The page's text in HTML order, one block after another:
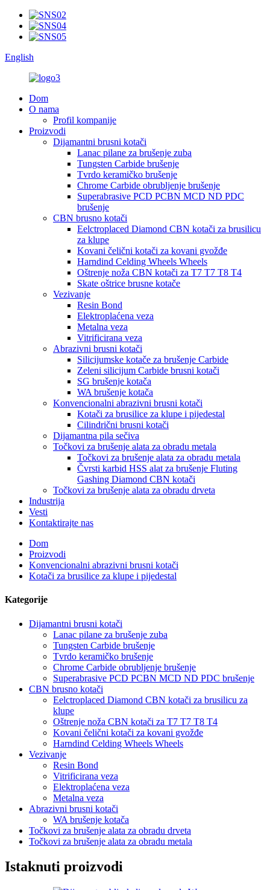
English
Dom
O nama
Profil kompanije
Proizvodi
Dijamantni brusni kotači
Lanac pilane za brušenje zuba
Tungsten Carbide brušenje
Tvrdo keramičko brušenje
Chrome Carbide obrubljenje brušenje
Superabrasive PCD PCBN MCD ND PDC
brušenje
CBN brusno kotači
Eelctroplaced Diamond CBN kotači za brusilicu
za klupe
Kovani čelični kotači za kovani gvožđe
Harndind Celding Wheels Wheels
Oštrenje noža CBN kotači za T7 T7 T8 T4
Skate oštrice brusne kotače
Vezivanje
Resin Bond
Elektroplaćena veza
Metalna veza
Vitrificirana veza
Abrazivni brusni kotači
Silicijumske kotače za brušenje Carbide
Zeleni silicijum Carbide brusni kotači
SG brušenje kotača
WA brušenje kotača
Konvencionalni abrazivni brusni kotači
Kotači za brusilice za klupe i pijedestal
Cilindrični brusni kotači
Dijamantna pila sečiva
Točkovi za brušenje alata za obradu metala
Točkovi za brušenje alata za obradu metala
Čvrsti karbid HSS alat za brušenje Fluting
Gashing Diamond CBN kotači
Točkovi za brušenje alata za obradu drveta
Industrija
Vesti
Kontaktirajte nas
Dom
Proizvodi
Konvencionalni abrazivni brusni kotači
Kotači za brusilice za klupe i pijedestal
Kategorije
Dijamantni brusni kotači
Lanac pilane za brušenje zuba
Tungsten Carbide brušenje
Tvrdo keramičko brušenje
Chrome Carbide obrubljenje brušenje
Superabrasive PCD PCBN MCD ND PDC brušenje
CBN brusno kotači
Eelctroplaced Diamond CBN kotači za brusilicu za
klupe
Oštrenje noža CBN kotači za T7 T7 T8 T4
Kovani čelični kotači za kovani gvožđe
Harndind Celding Wheels Wheels
Vezivanje
Resin Bond
Vitrificirana veza
Elektroplaćena veza
Metalna veza
Abrazivni brusni kotači
WA brušenje kotača
Točkovi za brušenje alata za obradu drveta
Točkovi za brušenje alata za obradu metala
Istaknuti proizvodi